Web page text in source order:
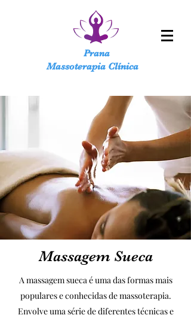
Prana
Massoterapia Clínica
Massagem Sueca
A massagem sueca é uma das formas mais
populares e conhecidas de massoterapia.
Envolve uma série de diferentes técnicas e